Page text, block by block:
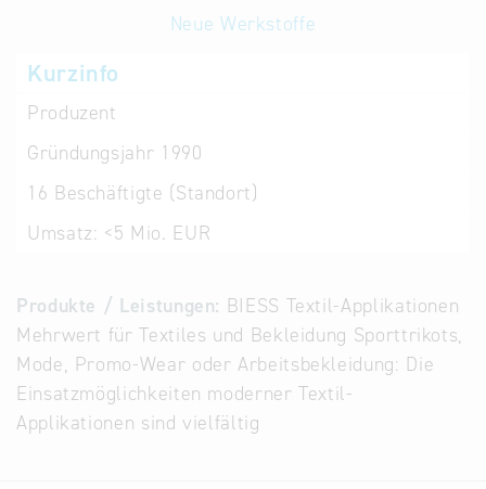
anmelden
Aktualisieren
Alternative
Datenbanken
aus
Österreich
Neue Werkstoffe
Kurzinfo
Produzent
Gründungsjahr 1990
16 Beschäftigte (Standort)
Umsatz: <5 Mio. EUR
Produkte / Leistungen: BIESS Textil-Applikationen
Mehrwert für Textiles und Bekleidung Sporttrikots,
Mode, Promo-Wear oder Arbeitsbekleidung: Die
Einsatzmöglichkeiten moderner Textil-
Applikationen sind vielfältig